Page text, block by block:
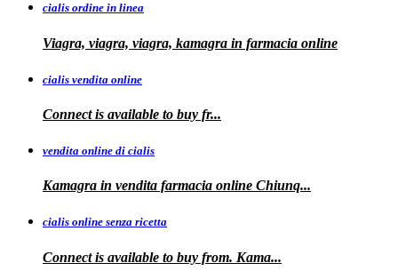
cialis ordine in linea
Viagra, viagra, viagra, kamagra in farmacia online
cialis vendita online
Connect is available to buy fr...
vendita online di cialis
Kamagra in vendita farmacia online Chiunq...
cialis online senza ricetta
Connect is available to buy from. Kama...